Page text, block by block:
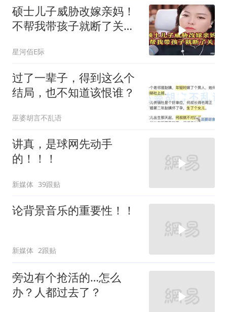
硕士儿子威胁改嫁亲妈！
不帮我带孩子就断了关
星河佰E际
过了一辈子，得到这么个
结局，也不知道该恨谁？
巫婆胡言不乱语
讲真，是球网先动手
的！！！
新媒体 39跟贴
论背景音乐的重要性！！
新媒体 2跟贴
旁边有个抢活的…怎么
办？人都过去了？